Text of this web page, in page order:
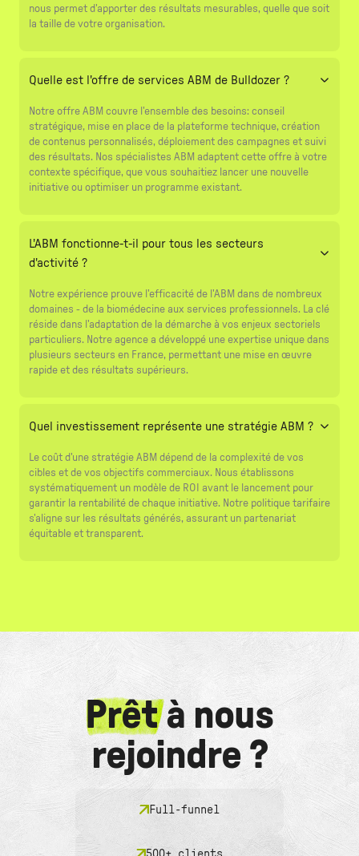
nous permet d'apporter des résultats mesurables, quelle que soit
la taille de votre organisation.
Quelle est l'offre de services ABM de Bulldozer ?
Notre offre ABM couvre l'ensemble des besoins: conseil
stratégique, mise en place de la plateforme technique, création
de contenus personnalisés, déploiement des campagnes et suivi
des résultats. Nos spécialistes ABM adaptent cette offre à votre
contexte spécifique, que vous souhaitiez lancer une nouvelle
initiative ou optimiser un programme existant.
L'ABM fonctionne-t-il pour tous les secteurs
d'activité ?
Notre expérience prouve l'efficacité de l'ABM dans de nombreux
domaines - de la biomédecine aux services professionnels. La clé
réside dans l'adaptation de la démarche à vos enjeux sectoriels
particuliers. Notre agence a développé une expertise unique dans
plusieurs secteurs en France, permettant une mise en œuvre
rapide et des résultats supérieurs.
Quel investissement représente une stratégie ABM ?
Le coût d'une stratégie ABM dépend de la complexité de vos
cibles et de vos objectifs commerciaux. Nous établissons
systématiquement un modèle de ROI avant le lancement pour
garantir la rentabilité de chaque initiative. Notre politique tarifaire
s'aligne sur les résultats générés, assurant un partenariat
équitable et transparent.
Prêtà nous
rejoindre ?
Full-funnel